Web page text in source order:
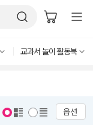
교과서 놀이 활동북
옵션